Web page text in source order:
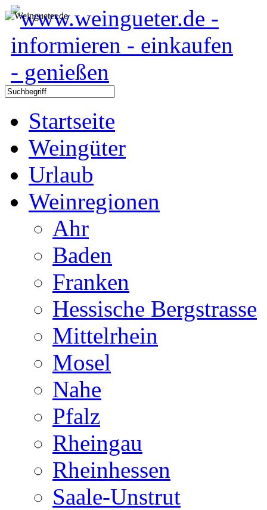
Startseite
Weingüter
Urlaub
Weinregionen
Ahr
Baden
Franken
Hessische Bergstrasse
Mittelrhein
Mosel
Nahe
Pfalz
Rheingau
Rheinhessen
Saale-Unstrut